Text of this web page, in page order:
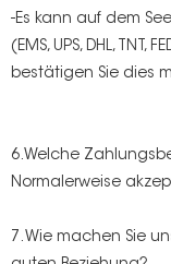
-Es kann auf dem
(EMS, UPS, DHL, TNT,
bestätigen Sie dies
6.Welche
Normalerweise
7. Wie machen Sie